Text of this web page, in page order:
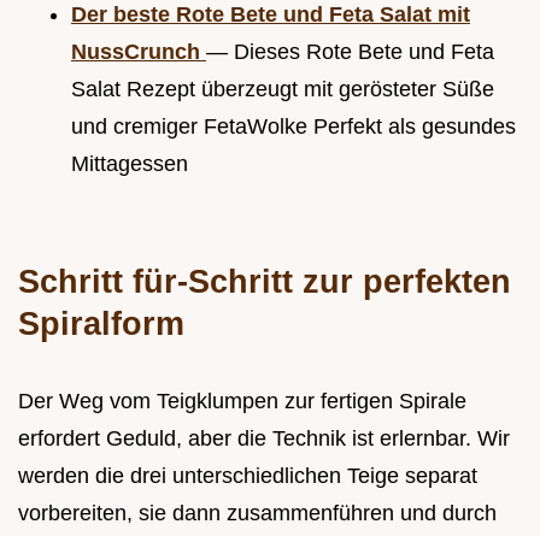
Der beste Rote Bete und Feta Salat mit
NussCrunch — Dieses Rote Bete und Feta
Salat Rezept überzeugt mit gerösteter Süße
und cremiger FetaWolke Perfekt als gesundes
Mittagessen
Schritt für-Schritt zur perfekten
Spiralform
Der Weg vom Teigklumpen zur fertigen Spirale
erfordert Geduld, aber die Technik ist erlernbar. Wir
werden die drei unterschiedlichen Teige separat
vorbereiten, sie dann zusammenführen und durch